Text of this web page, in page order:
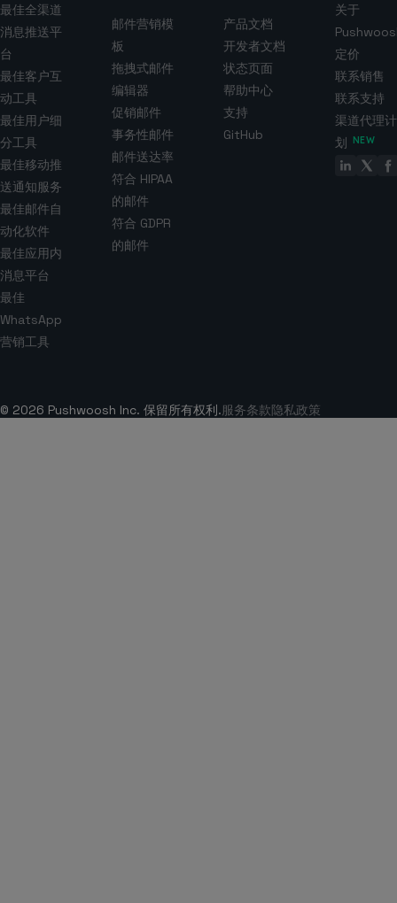
最佳全渠道
消息推送平
台
最佳客户互
动工具
最佳用户细
分工具
最佳移动推
送通知服务
最佳邮件自
动化软件
最佳应用内
消息平台
最佳
WhatsApp
营销工具
邮件营销模
板
拖拽式邮件
编辑器
促销邮件
事务性邮件
邮件送达率
符合 HIPAA
的邮件
符合 GDPR
的邮件
产品文档
开发者文档
状态页面
帮助中心
支持
GitHub
关于
定价
联系销售
联系支持
渠道代理计
划
NEW
© 2026 Pushwoosh Inc. 保留所有权利.服务条款隐私政策